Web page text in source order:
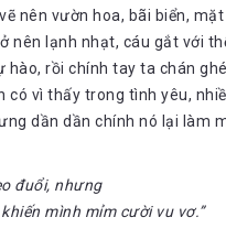
nên vườn hoa, bãi biển, mặt
nên lạnh nhạt, cáu gắt với
rồi chính tay ta chán
có vì thấy trong tình yêu,
dần dần chính nó lại làm
đuổi, nhưng
mình mỉm cười vu vơ.”